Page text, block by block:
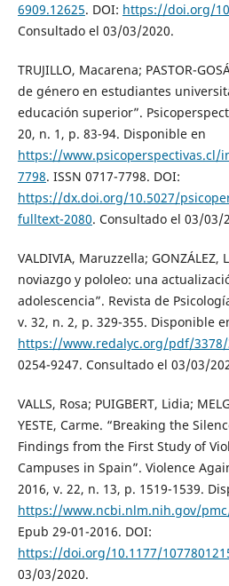
6909.12625. DOI: https://doi.org/
Consultado el 03/03/2020.
TRUJILLO, Macarena; PASTOR-
de género en estudiantes
educación superior”.
20, n. 1, p. 83-94. Disponible en
https://www.psicoperspectivas.cl/
7798. ISSN 0717-7798. DOI:
https://dx.doi.org/10.5027/
fulltext-2080. Consultado el 03/03/
VALDIVIA, Maruzzella; GONZÁLEZ,
noviazgo y pololeo: una
adolescencia”. Revista de
v. 32, n. 2, p. 329-355. Disponible
https://www.redalyc.org/pdf/3378/
0254-9247. Consultado el 03/03/
VALLS, Rosa; PUIGBERT, Lidia;
YESTE, Carme. “Breaking the
Findings from the First Study of
Campuses in Spain”. Violence
2016, v. 22, n. 13, p. 1519-1539.
https://www.ncbi.nlm.nih.gov/
Epub 29-01-2016. DOI:
https://doi.org/10.1177/
03/03/2020.